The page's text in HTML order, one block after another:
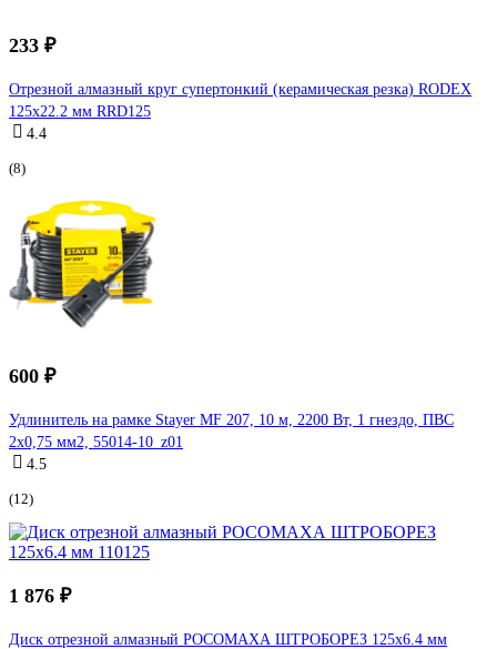
233 ₽
Отрезной алмазный круг супертонкий (керамическая резка) RODEX
125х22.2 мм RRD125
4.4
(8)
600 ₽
Удлинитель на рамке Stayer MF 207, 10 м, 2200 Вт, 1 гнездо, ПВС
2х0,75 мм2, 55014-10_z01
4.5
(12)
1 876 ₽
Диск отрезной алмазный РОСОМАХА ШТРОБОРЕЗ 125х6.4 мм